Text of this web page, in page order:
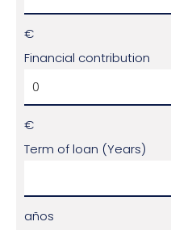
€
Financial contribution
€
Term of loan (Years)
años